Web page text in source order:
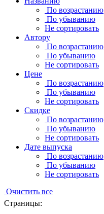
По возрастанию
По убыванию
Не сортировать
Автору
По возрастанию
По убыванию
Не сортировать
Цене
По возрастанию
По убыванию
Не сортировать
Скидке
По возрастанию
По убыванию
Не сортировать
Дате выпуска
По возрастанию
По убыванию
Не сортировать
Очистить все
Страницы: